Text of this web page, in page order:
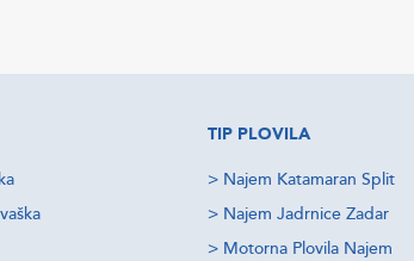
TIP PLOVILA
> Najem Katamaran Split
> Najem Jadrnice Zadar
> Motorna Plovila Najem